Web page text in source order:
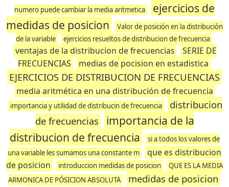
numero puede cambiar la media aritmetica
ejercicios de
medidas de posicion
Valor de posición en la distribución
de la variable
ejercicios resueltos de distribucion de frecuencia
ventajas de la distribucion de frecuencias
SERIE DE
FRECUENCIAS
medias de pocision en estadistica
EJERCICIOS DE DISTRIBUCION DE FRECUENCIAS
media aritmética en una distribución de frecuencia
importancia y utilidad de distribucin de frecuencia
distribucion
de frecuencias
importancia de la
distribucion de frecuencia
si a todos los valores de
una variable les sumamos una constante m
que es distribucion
de posicion
introduccion medidas de posicion
QUE ES LA MEDIA
ARMONICA DE PÓSICION ABSOLUTA
medidas de posicion